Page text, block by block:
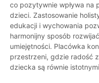
co pozytywnie wpływa na
dzieci. Zastosowanie
edukacji i wychowania
harmonijny sposób
umiejętności. Placówka
przestrzeni, gdzie radość
dziecka są równie